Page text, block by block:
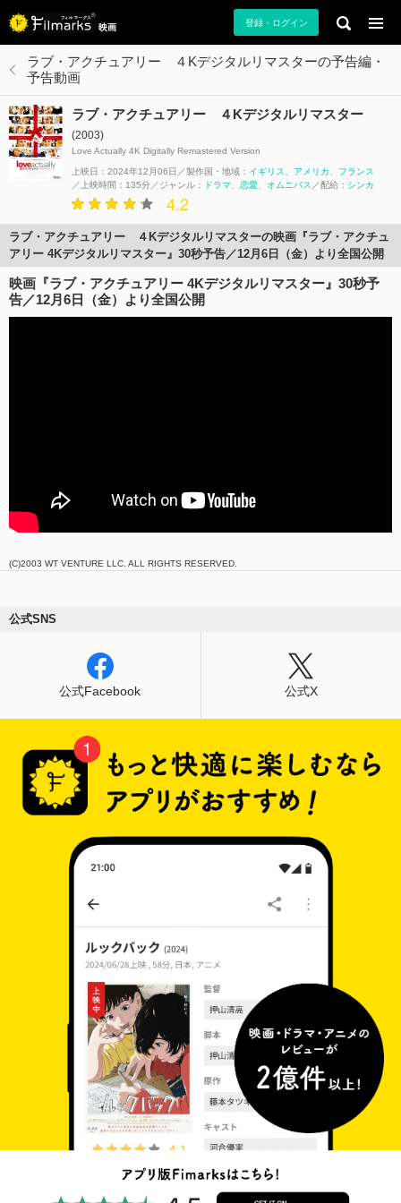
映画 登録・ログイン
ラブ・アクチュアリー ４Kデジタルリマスターの予告編・
予告動画
ラブ・アクチュアリー ４Kデジタルリマスター
(2003)
Love Actually 4K Digitally Remastered Version
上映日：2024年12月06日 製作国・地域： イギリス アメリカ
フランス
上映時間：135分
ジャンル： ドラマ 恋愛 オムニバス 配給： シンカ
4.2
ラブ・アクチュアリー ４Kデジタルリマスターの映画『ラブ・アクチュ
アリー 4Kデジタルリマスター』30秒予告／12月6日（金）より全国公開
映画『ラブ・アクチュアリー 4Kデジタルリマスター』30秒予
告／12月6日（金）より全国公開
(C)2003 WT VENTURE LLC. ALL RIGHTS RESERVED.
公式SNS
公式Facebook 公式X